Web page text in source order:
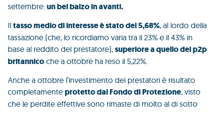
settembre: un bel balzo in avanti.
Il tasso medio di interesse è stato del 5,68%, al lordo della
tassazione (che, lo ricordiamo varia tra il 23% e il 43% in
base al reddito del prestatore), superiore a quello del p2p
britannico che a ottobre ha reso il 5,22%.
Anche a ottobre l’investimento dei prestatori è risultato
completamente protetto dal Fondo di Protezione, visto
che le perdite effettive sono rimaste di molto al di sotto